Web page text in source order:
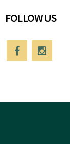
FOLLOW US